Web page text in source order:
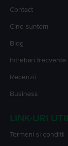
Contact
Cine suntem
Blog
Intrebari frecvente
Recenzii
Business
LINK-URI
Termeni si conditii